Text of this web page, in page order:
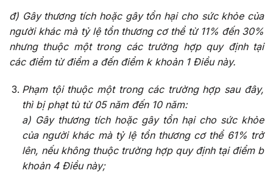
đ) Gây thương tích hoặc gây tổn hại cho sức khỏe của
người khác mà tỷ lệ tổn thương cơ thể từ 11% đến 30%
nhưng thuộc một trong các trường hợp quy định tại
các điểm từ điểm a đến điểm k khoản 1 Điều này.
Phạm tội thuộc một trong các trường hợp sau đây,
thì bị phạt tù từ 05 năm đến 10 năm:
a) Gây thương tích hoặc gây tổn hại cho sức khỏe
của người khác mà tỷ lệ tổn thương cơ thể 61% trở
lên, nếu không thuộc trường hợp quy định tại điểm b
khoản 4 Điều này;